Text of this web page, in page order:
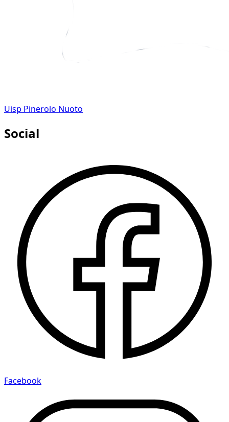
Uisp Pinerolo Nuoto
Social
Facebook